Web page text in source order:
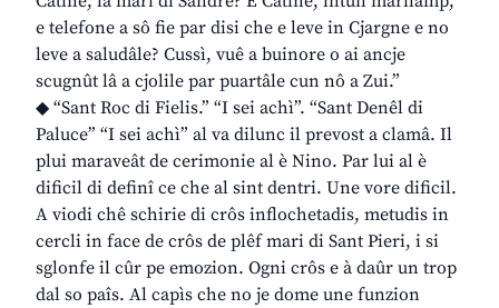
e telefone a sô fie par disi che e leve in Cjargne e no
leve a saludâle? Cussì, vuê a buinore o ai ancje
scugnût lâ a cjolile par puartâle cun nô a Zui.”
◆ “Sant Roc di Fielis.” “I sei achì”. “Sant Denêl di
Paluce” “I sei achì” al va dilunc il prevost a clamâ. Il
plui maraveât de cerimonie al è Nino. Par lui al è
dificil di definî ce che al sint dentri. Une vore dificil.
A viodi chê schirie di crôs inflochetadis, metudis in
cercli in face de crôs de plêf mari di Sant Pieri, i si
sglonfe il cûr pe emozion. Ogni crôs e à daûr un trop
dal so paîs. Al capìs che no je dome une funzion